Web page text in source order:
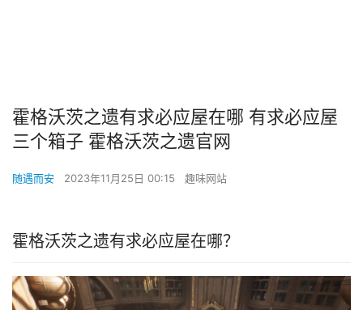
霍格沃茨之遗有求必应屋在哪 有求必应屋
三个箱子 霍格沃茨之遗官网
随遇而安 2023年11月25日 00:15 趣味网站
霍格沃茨之遗有求必应屋在哪？